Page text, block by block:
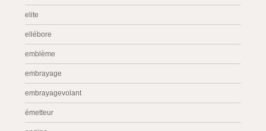
elite
ellébore
emblème
embrayage
embrayagevolant
émetteur